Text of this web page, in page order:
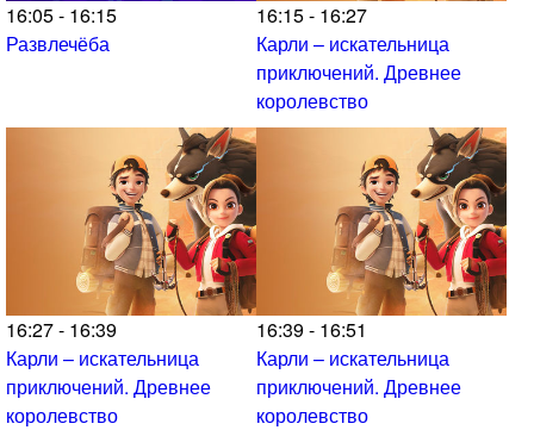
16:05 - 16:15
Развлечёба
16:15 - 16:27
Карли – искательница
приключений. Древнее
королевство
16:27 - 16:39
Карли – искательница
приключений. Древнее
королевство
16:39 - 16:51
Карли – искательница
приключений. Древнее
королевство